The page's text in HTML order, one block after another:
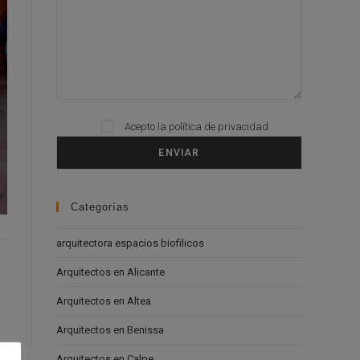
Please leave this field empty.
Acepto la política de privacidad
Categorías
arquitectora espacios biofilicos
Arquitectos en Alicante
Arquitectos en Altea
Arquitectos en Benissa